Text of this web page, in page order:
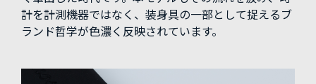
計を計測機器ではなく、装身具の一部として捉えるブ
ランド哲学が色濃く反映されています。